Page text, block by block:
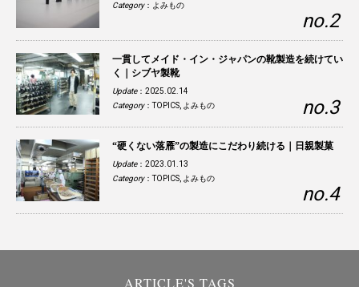
Category： よみもの
一貫してメイド・イン・ジャパンの靴製造を続けてい
く｜シブヤ製靴
Update：2025.02.14
Category： TOPICS, よみもの
“硬くない落雁”の製造にこだわり続ける｜日親製菓
Update：2023.01.13
Category： TOPICS, よみもの
ARTICLE'S TAGS